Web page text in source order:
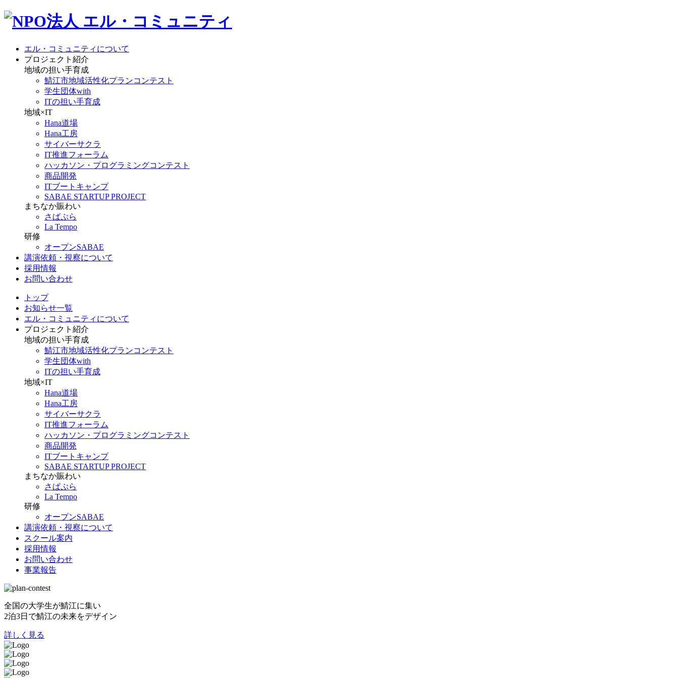
エル・コミュニティについて
プロジェクト紹介
地域の担い手育成
鯖江市地域活性化プランコンテスト
学生団体with
ITの担い手育成
地域×IT
Hana道場
Hana工房
サイバーサクラ
IT推進フォーラム
ハッカソン・プログラミングコンテスト
商品開発
ITブートキャンプ
SABAE STARTUP PROJECT
まちなか賑わい
さばぷら
La Tempo
研修
オープンSABAE
講演依頼・視察について
採用情報
お問い合わせ
トップ
お知らせ一覧
エル・コミュニティについて
プロジェクト紹介
地域の担い手育成
鯖江市地域活性化プランコンテスト
学生団体with
ITの担い手育成
地域×IT
Hana道場
Hana工房
サイバーサクラ
IT推進フォーラム
ハッカソン・プログラミングコンテスト
商品開発
ITブートキャンプ
SABAE STARTUP PROJECT
まちなか賑わい
さばぷら
La Tempo
研修
オープンSABAE
講演依頼・視察について
スクール案内
採用情報
お問い合わせ
事業報告
全国の大学生が鯖江に集い
2泊3日で鯖江の未来をデザイン
詳しく見る